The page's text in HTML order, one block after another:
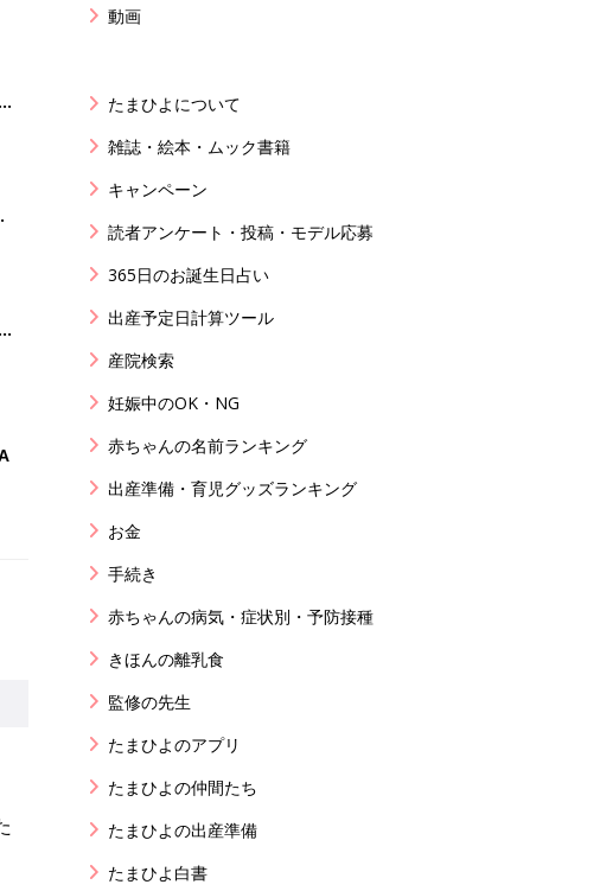
動画
たまひよについて
雑誌・絵本・ムック書籍
キャンペーン
読者アンケート・投稿・モデル応募
365日のお誕生日占い
出産予定日計算ツール
産院検索
妊娠中のOK・NG
赤ちゃんの名前ランキング
出産準備・育児グッズランキング
お金
手続き
赤ちゃんの病気・症状別・予防接種
きほんの離乳食
監修の先生
たまひよのアプリ
たまひよの仲間たち
たまひよの出産準備
たまひよ白書